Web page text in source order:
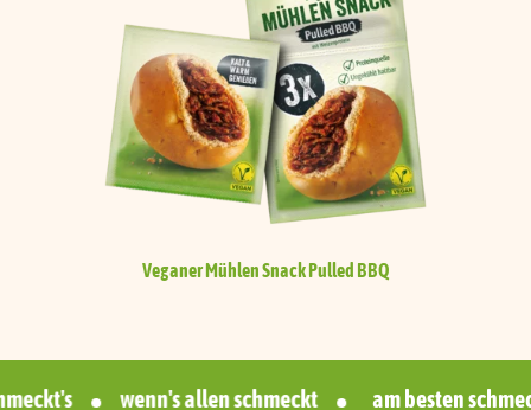
Veganer Mühlen SnackPulled BBQ
wenn's allen schmeckt am besten